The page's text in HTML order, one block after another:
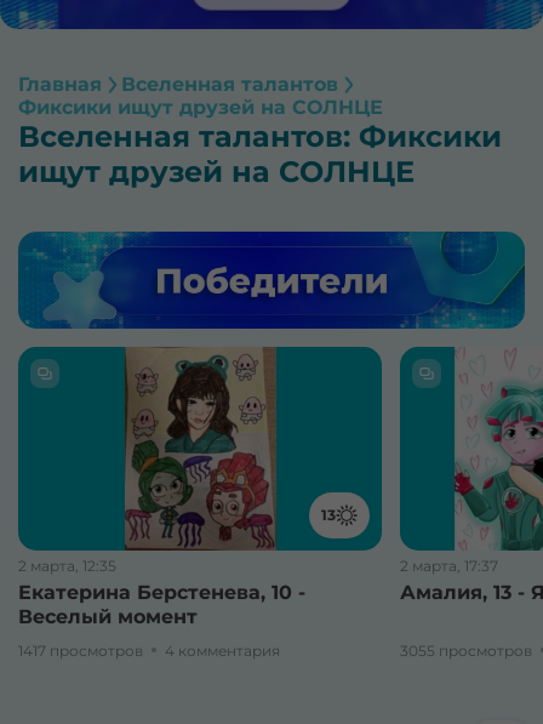
Главная
Вселенная талантов
Фиксики ищут друзей на СОЛНЦЕ
Вселенная талантов: Фиксики
ищут друзей на СОЛНЦЕ
13
2 марта, 12:35
Екатерина Берстенева, 10 -
Веселый момент
1417 просмотров 4 комментария
2 марта, 17:37
Амалия, 13 -
3055 просмотров